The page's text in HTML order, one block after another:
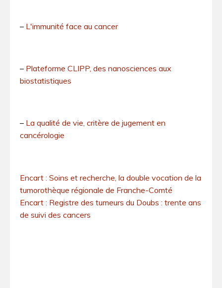
– L'immunité face au cancer
– Plateforme CLIPP, des nanosciences aux
biostatistiques
– La qualité de vie, critère de jugement en
cancérologie
Encart : Soins et recherche, la double vocation de la
tumorothèque régionale de Franche-Comté
Encart : Registre des tumeurs du Doubs : trente ans
de suivi des cancers